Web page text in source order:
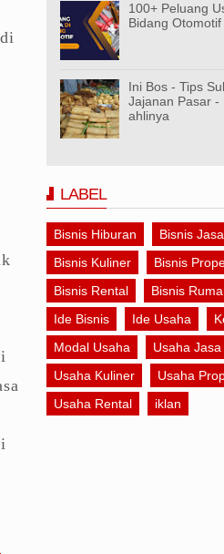
100+ Peluang
Bidang Otomotif
Ini Bos - Tips
Jajanan Pasar -
ahlinya
LABEL
Bisnis Hiburan
Bisnis Jasa
Bisnis Kuliner
Bisnis
Bisnis Rental
Bisnis
Ide Bisnis
Ide Usaha
Modal Usaha
Usaha Jasa
Usaha Kuliner
Usaha
Usaha Rental
iklan